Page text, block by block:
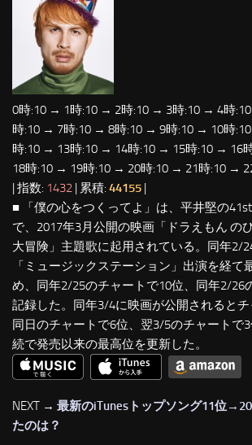
0時:10 → 1時:10 → 2時:10 → 3時:10 → 4時
時:10 → 7時:10 → 8時:10 → 9時:10 → 10時
時:10 → 13時:10 → 14時:10 → 15時:10 → 16
18時:10 → 19時:10 → 20時:10 → 21時:10 →
| 指数: 1432 | 累積: 44155 |
■ 「僕の心をつくってよ」は、平井堅の
で、2017年3月公開の映画「ドラえもん の
大冒険」主題歌に起用されている。同年2/
「ミュージックステーション」出演を経て
め、同年2/25のチャートで10位、同年2/26
記録した。同年3/4に映画が公開されるとチ
同日のチャートで6位、翌3/5のチャートで
続で発売以来の最高位を更新した。
NEXT → 最新のiTunesトップソング11位
たのは？